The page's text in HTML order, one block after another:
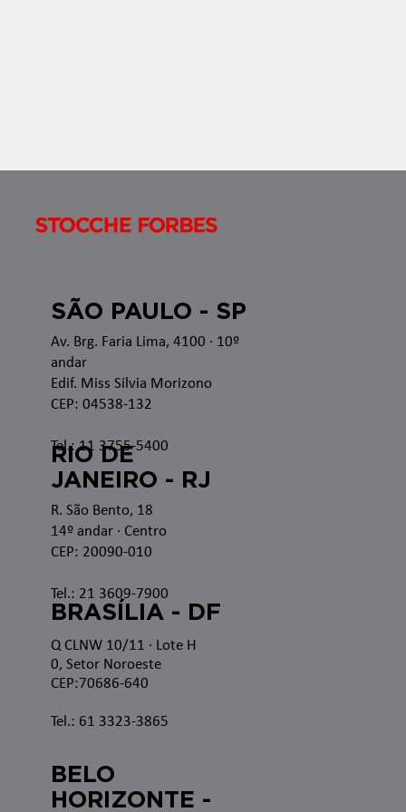
Av. Brg. Faria Lima, 4100 · 10º
andar
Edif. Miss Silvia Morizono
CEP: 04538-132
Tel.: 11 3755-5400
SÃO PAULO - SP
RIO DE
JANEIRO - RJ
R. São Bento, 18
14º andar · Centro
CEP: 20090-010
Tel.: 21 3609-7900
Q CLNW 10/11 · Lote H
0, Setor Noroeste
CEP:70686-640
Tel.: 61 3323-3865
BRASÍLIA - DF
BELO
HORIZONTE -